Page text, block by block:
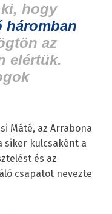
hogy
háromban
az
elértük.
Máté, az Arrabona
siker kulcsaként a
és az
csapatot nevezte